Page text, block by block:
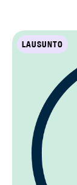
LAUSUNTO